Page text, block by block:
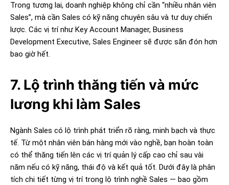
Trong tương lai, doanh nghiệp không chỉ cần “nhiều nhân viên
Sales”, mà cần Sales có kỹ năng chuyên sâu và tư duy chiến
lược. Các vị trí như Key Account Manager, Business
Development Executive, Sales Engineer sẽ được săn đón hơn
bao giờ hết.
7. Lộ trình thăng tiến và mức
lương khi làm Sales
Ngành Sales có lộ trình phát triển rõ ràng, minh bạch và thực
tế. Từ một nhân viên bán hàng mới vào nghề, bạn hoàn toàn
có thể thăng tiến lên các vị trí quản lý cấp cao chỉ sau vài
năm nếu có kỹ năng, thái độ và kết quả tốt. Dưới đây là phân
tích chi tiết từng vị trí trong lộ trình nghề Sales — bao gồm